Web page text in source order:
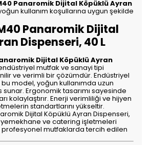
Panaromik Dijital Köpüklü Ayran
kullanım koşullarına uygun şekilde
Panaromik Dijital
Dispenseri, 40 L
Dijital Köpüklü Ayran
mutfak ve sanayi tipi
ve verimli bir çözümdür. Endüstriyel
bu model, yoğun kullanımda uzun
Ergonomik tasarımı sayesinde
kolaylaştırır. Enerji verimliliği ve hijyen
standartlarını yükseltir.
Dijital Köpüklü Ayran Dispenseri,
yemekhane ve catering işletmeleri
mutfaklarda tercih edilen